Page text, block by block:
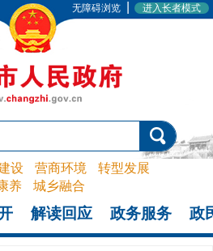
无障碍浏览 进入长者模式
设 营商环境
转型发展
养
城乡融合
解读回应 政务服务 政